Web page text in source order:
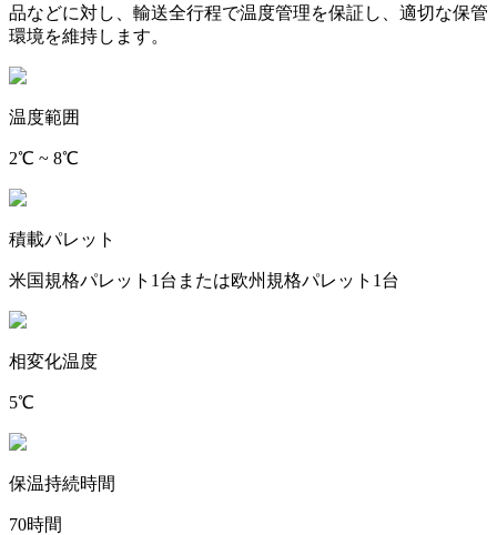
品などに対し、輸送全行程で温度管理を保証し、適切な保管
環境を維持します。
温度範囲
2℃ ~ 8℃
積載パレット
米国規格パレット1台または欧州規格パレット1台
相変化温度
5℃
保温持続時間
70時間